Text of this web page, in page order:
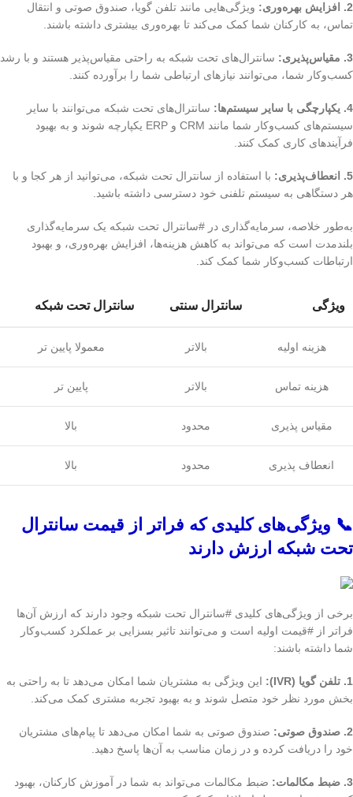
2. افزایش بهره‌وری:
ویژگی‌هایی مانند تلفن گویا، صندوق صوتی و انتقال
تماس، به کارکنان شما کمک می‌کند تا بهره‌وری بیشتری داشته باشند.
3. مقیاس‌پذیری:
سانترال‌های تحت شبکه به راحتی مقیاس‌پذیر هستند و با رشد
کسب‌وکار شما، می‌توانند نیازهای ارتباطی شما را برآورده کنند.
4. یکپارچگی با سایر سیستم‌ها:
سانترال‌های تحت شبکه می‌توانند با سایر
سیستم‌های کسب‌وکار شما مانند CRM و ERP یکپارچه شوند و به بهبود
فرآیندهای کاری کمک کنند.
5. انعطاف‌پذیری:
با استفاده از سانترال تحت شبکه، می‌توانید از هر کجا و با
هر دستگاهی به سیستم تلفنی خود دسترسی داشته باشید.
به‌طور خلاصه، سرمایه‌گذاری در #سانترال تحت شبکه یک سرمایه‌گذاری
بلندمدت است که می‌تواند به کاهش هزینه‌ها، افزایش بهره‌وری، و بهبود
ارتباطات کسب‌وکار شما کمک کند.
ویژگی سانترال سنتی سانترال تحت شبکه
هزینه اولیه بالاتر معمولا پایین تر
هزینه تماس بالاتر پایین تر
مقیاس پذیری محدود بالا
انعطاف پذیری محدود بالا
📞 ویژگی‌های کلیدی که فراتر از قیمت سانترال
تحت شبکه ارزش دارند
برخی از ویژگی‌های کلیدی #سانترال تحت شبکه وجود دارند که ارزش آن‌ها
فراتر از #قیمت اولیه است و می‌توانند تاثیر بسزایی بر عملکرد کسب‌وکار
شما داشته باشند:
1. تلفن گویا (IVR):
این ویژگی به مشتریان شما امکان می‌دهد تا به راحتی به
بخش مورد نظر خود متصل شوند و به بهبود تجربه مشتری کمک می‌کند.
2. صندوق صوتی:
صندوق صوتی به شما امکان می‌دهد تا پیام‌های مشتریان
خود را دریافت کرده و در زمان مناسب به آن‌ها پاسخ دهید.
3. ضبط مکالمات:
ضبط مکالمات می‌تواند به شما در آموزش کارکنان، بهبود